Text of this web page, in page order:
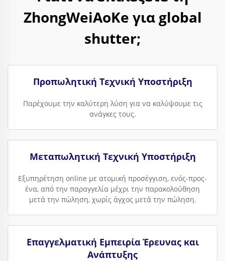
ZhongWeiAoKe για global
shutter;
Προπωλητική Τεχνική Υποστήριξη
Παρέχουμε την καλύτερη λύση για να καλύψουμε τις
ανάγκες τους.
Μεταπωλητική Τεχνική Υποστήριξη
Εξυπηρέτηση online με ατομική προσέγγιση, ενός-προς-
ένα, από την παραγγελία μέχρι την παρακολούθηση
μετά την πώληση, χωρίς άγχος μετά την πώληση.
Επαγγελματική Εμπειρία Έρευνας και
Ανάπτυξης